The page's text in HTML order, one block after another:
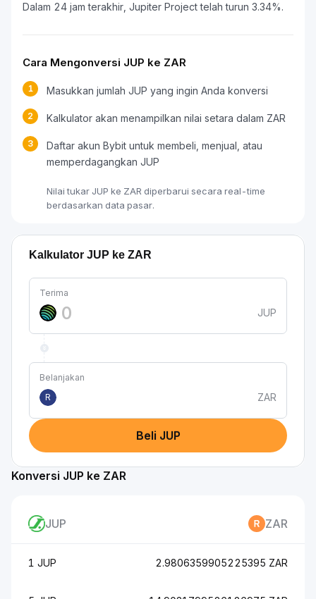
Dalam 24 jam terakhir, Jupiter Project telah turun 3.34%.
Cara Mengonversi JUP ke ZAR
1 Masukkan jumlah JUP yang ingin Anda konversi
2 Kalkulator akan menampilkan nilai setara dalam ZAR
3
Daftar akun Bybit untuk membeli, menjual, atau
memperdagangkan JUP
Nilai tukar JUP ke ZAR diperbarui secara real-time
berdasarkan data pasar.
Kalkulator JUP ke ZAR
Terima
JUP
Belanjakan
R
ZAR
Beli JUP
Konversi JUP ke ZAR
JUP ZAR
1 JUP 2.9806359905225395 ZAR